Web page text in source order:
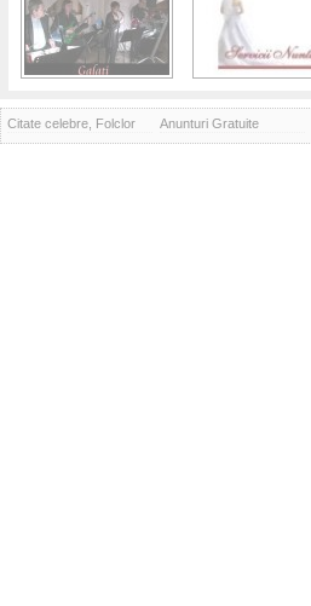
Citate celebre, Folclor Anunturi Gratuite